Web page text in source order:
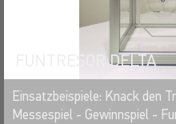
FUNTRESOR DELTA
Einsatzbeispiele: Knack den
Messespiel - Gewinnspiel -